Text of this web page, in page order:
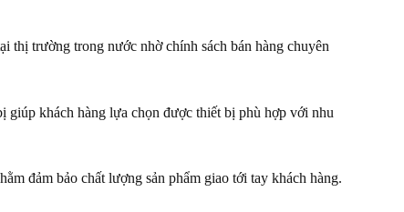
trường trong nước nhờ chính sách bán hàng chuyên
khách hàng lựa chọn được thiết bị phù hợp với nhu
đảm bảo chất lượng sản phẩm giao tới tay khách hàng.